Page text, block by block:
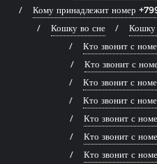
Кому принадлежит номер
Кошку во сне
Кошку
Кто звонит с
Кто звонит с
Кто звонит с
Кто звонит с
Кто звонит с
Кто звонит с
Кто звонит с